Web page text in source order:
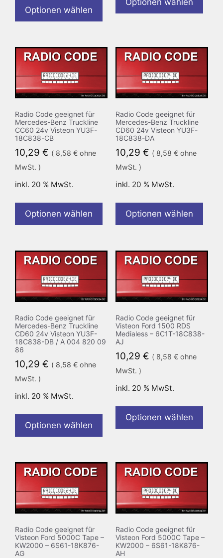
Optionen wählen
Radio Code geeignet für
Mercedes-Benz Truckline
CC60 24v Visteon YU3F-
18C838-CB
10,29 € ( 8,58 € ohne
MwSt. )
inkl. 20 % MwSt.
Optionen wählen
Radio Code geeignet für
Mercedes-Benz Truckline
CD60 24v Visteon YU3F-
18C838-DA
10,29 € ( 8,58 €ohne
MwSt. )
inkl. 20 % MwSt.
Optionen wählen
Radio Code geeignet für
Mercedes-Benz Truckline
CD60 24v Visteon YU3F-
18C838-DB / A 004 820 09
86
10,29 € ( 8,58 € ohne
MwSt. )
inkl. 20 % MwSt.
Optionen wählen
Radio Code geeignet für
Visteon Ford 1500 RDS
Medialess – 6C1T-18C838-
AJ
10,29 € ( 8,58 €ohne
MwSt. )
inkl. 20 % MwSt.
Optionen wählen
Radio Code geeignet für
Visteon Ford 5000C Tape –
KW2000 – 6S61-18K876-
AG
Radio Code geeignet für
Visteon Ford 5000C Tape –
KW2000 – 6S61-18K876-
AH